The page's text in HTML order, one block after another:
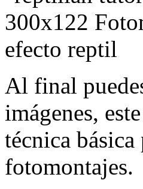
Al final
imágenes,
técnica
fotomontajes.